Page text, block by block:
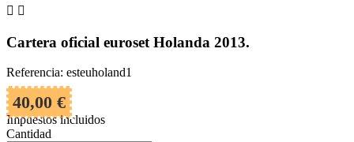
 
Cartera oficial euroset Holanda 2013.
Referencia: esteuholand1
40,00 €
Impuestos incluidos
Cantidad